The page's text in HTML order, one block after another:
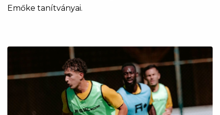
Emőke tanítványai.